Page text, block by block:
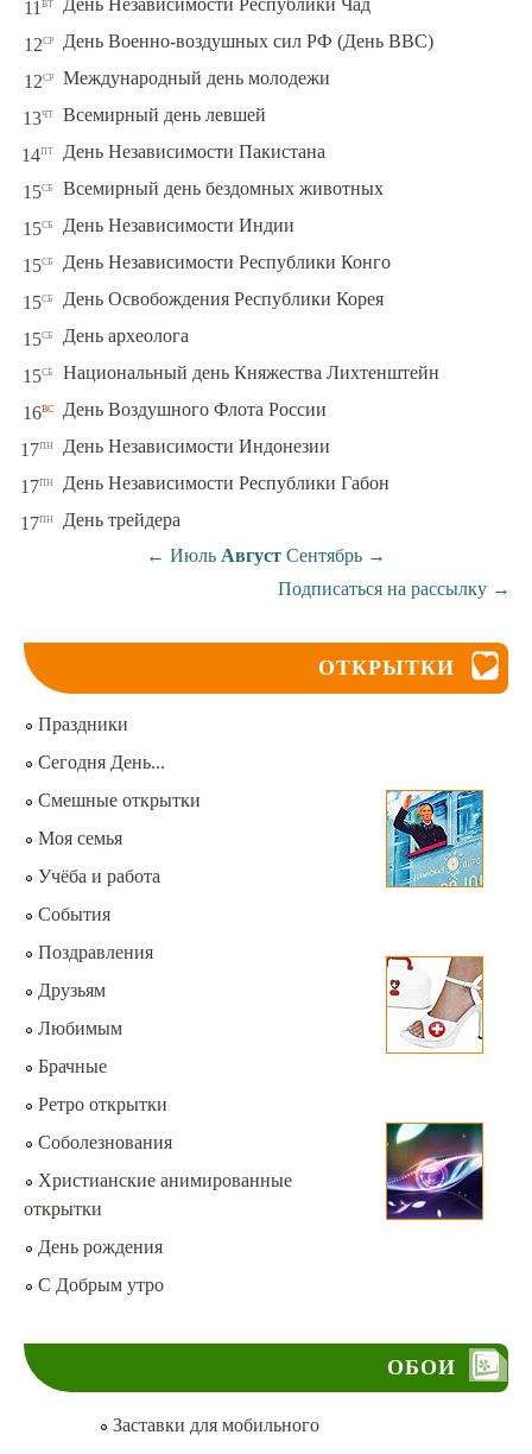
11 День Независимости Республики Чад
12ср День Военно-воздушных сил РФ (День ВВС)
12ср Международный день молодежи
13чт Всемирный день левшей
14пт День Независимости Пакистана
15сб Всемирный день бездомных животных
15сб День Независимости Индии
15сб День Независимости Республики Конго
15сб День Освобождения Республики Корея
15сб День археолога
15сб Национальный день Княжества Лихтенштейн
16вс День Воздушного Флота России
17пн День Независимости Индонезии
17пн День Независимости Республики Габон
17пн
День трейдера
← Июль Август Сентябрь →
Подписаться на рассылку →
ОТКРЫТКИ
Праздники
Сегодня День...
Смешные открытки
Моя семья
Учёба и работа
События
Поздравления
Друзьям
Любимым
Брачные
Ретро открытки
Соболезнования
Христианские анимированные
открытки
День рождения
С Добрым утро
ОБОИ
Заставки для мобильного